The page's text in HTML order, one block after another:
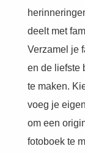
deelt met
Verzamel je
en de liefste
te maken.
voeg je
om een
fotoboek te